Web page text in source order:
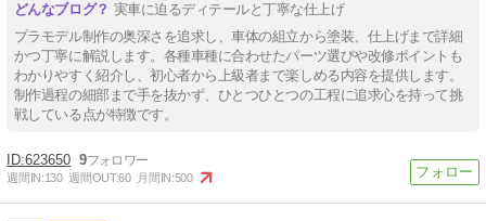
実車に迫るディテールと丁寧な仕上げ
プラモデル制作の奥深さを追求し、車体の組立から塗装、仕上げまで詳細
かつ丁寧に解説します。各種車種に合わせたパーツ選びや改修ポイントも
わかりやすく紹介し、初心者から上級者まで楽しめる内容を提供します。
制作過程の細部まで手を抜かず、ひとつひとつの工程に追求心を持って挑
戦している点が特徴です。
623650 9
週間IN:130 週間OUT:60 月間IN:500